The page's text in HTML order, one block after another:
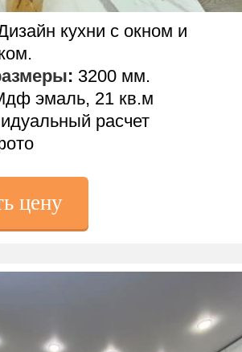
цену
кухни с окном и
: 3200 мм.
эмаль, 21 кв.м
расчет